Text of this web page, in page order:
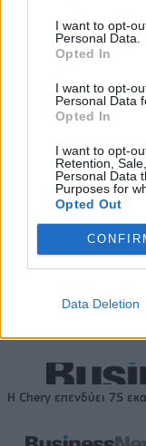
I want to opt-
Personal Data.
Opted In
I want to opt-
Personal Data
Opted In
I want to opt-
Retention,
Personal Data
Purposes for
Opted Out
Data Deletion
Δόξα Λευκάδας: Έβδομη
μεταγραφή ο Τζος
ΕΛΣΤΑΤ: Στο 3,4%
εξάμηνο, στα 550 εκατ.
Καθαρά κέρδη 313
Η Chery επενδύει 75